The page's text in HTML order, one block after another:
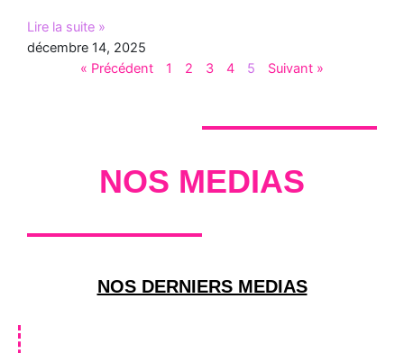
Lire la suite »
décembre 14, 2025
« Précédent
1 2 3 4 5 Suivant »
NOS MEDIAS
NOS DERNIERS MEDIAS